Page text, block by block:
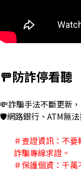
🚥防詐停看聽
💸詐騙手法不斷更新
🛡️網路銀行 、 ATM無
＃查證資訊：不
詐騙專線求證。
＃保護個資：千